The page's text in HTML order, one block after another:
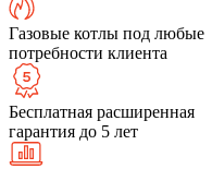
Газовые котлы под любые
потребности клиента
Бесплатная расширенная
гарантия до 5 лет